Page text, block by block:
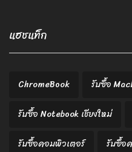
แฮชแท็ก
ChromeBook
รับซื้อ
รับซื้อ Notebook เชียงใหม่
รับซื้อคอมพิวเตอร์
รับซื้อ